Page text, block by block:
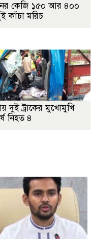
কেজি ১৫০ আর ৪০০
কাঁচা মরিচ
দুই ট্রাকের মুখোমুখি
নিহত ৪